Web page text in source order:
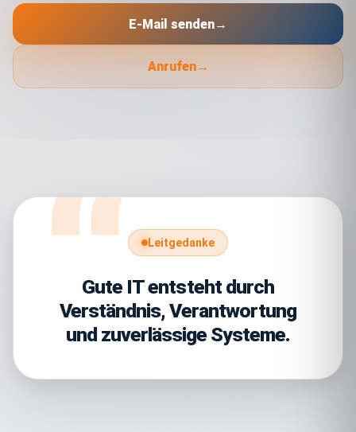
E-Mail senden→
Anrufen→
Leitgedanke
Gute IT entsteht durch
Verständnis, Verantwortung
und zuverlässige Systeme.